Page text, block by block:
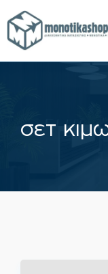
Μετάβαση
σε
περιεχόμενο
σετ